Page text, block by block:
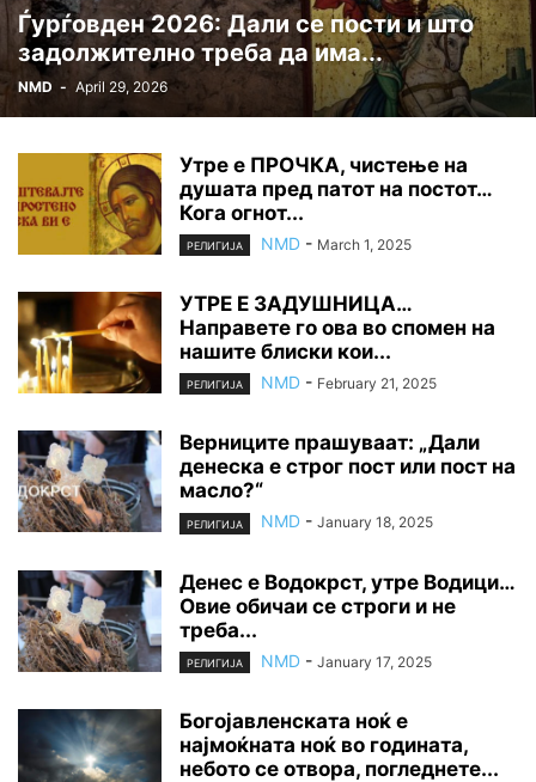
Ѓурѓовден 2026: Дали се пости и што
задолжително треба да има...
NMD - April 29, 2026
Утре е ПРОЧКА, чистење на
душата пред патот на постот…
Кога огнот...
РЕЛИГИЈА NMD - March 1, 2025
УТРЕ Е ЗАДУШНИЦА…
Направете го ова во спомен на
нашите блиски кои...
РЕЛИГИЈА NMD - February 21, 2025
Верниците прашуваат: „Дали
денеска е строг пост или пост на
масло?“
РЕЛИГИЈА NMD - January 18, 2025
Денес е Водокрст, утре Водици…
Овие обичаи се строги и не
треба...
РЕЛИГИЈА NMD - January 17, 2025
Богојавленската ноќ е
најмоќната ноќ во годината,
небото се отвора, погледнете...